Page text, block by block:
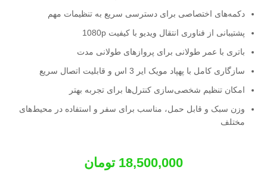
دکمه‌های اختصاصی برای دسترسی سریع به تنظیمات مهم
پشتیبانی از فناوری انتقال ویدیو با کیفیت 1080p
باتری با عمر طولانی برای پروازهای طولانی مدت
سازگاری کامل با پهپاد مویک ایر 3 اس و قابلیت اتصال سریع
امکان تنظیم شخصی‌سازی کنترل‌ها برای تجربه بهتر
وزن سبک و قابل حمل، مناسب برای سفر و استفاده در محیط‌های
مختلف
18,500,000 تومان